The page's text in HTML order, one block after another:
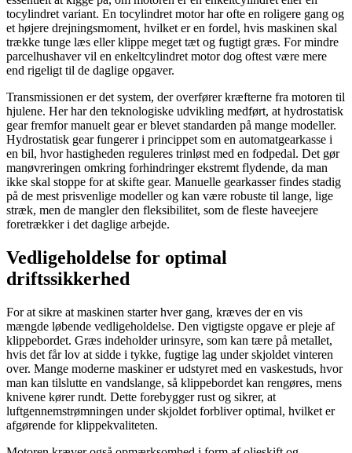
tocylindret variant. En tocylindret motor har ofte en roligere gang og
et højere drejningsmoment, hvilket er en fordel, hvis maskinen skal
trække tunge læs eller klippe meget tæt og fugtigt græs. For mindre
parcelhushaver vil en enkeltcylindret motor dog oftest være mere
end rigeligt til de daglige opgaver.
Transmissionen er det system, der overfører kræfterne fra motoren til
hjulene. Her har den teknologiske udvikling medført, at hydrostatisk
gear fremfor manuelt gear er blevet standarden på mange modeller.
Hydrostatisk gear fungerer i princippet som en automatgearkasse i
en bil, hvor hastigheden reguleres trinløst med en fodpedal. Det gør
manøvreringen omkring forhindringer ekstremt flydende, da man
ikke skal stoppe for at skifte gear. Manuelle gearkasser findes stadig
på de mest prisvenlige modeller og kan være robuste til lange, lige
stræk, men de mangler den fleksibilitet, som de fleste haveejere
foretrækker i det daglige arbejde.
Vedligeholdelse for optimal
driftssikkerhed
For at sikre at maskinen starter hver gang, kræves der en vis
mængde løbende vedligeholdelse. Den vigtigste opgave er pleje af
klippebordet. Græs indeholder urinsyre, som kan tære på metallet,
hvis det får lov at sidde i tykke, fugtige lag under skjoldet vinteren
over. Mange moderne maskiner er udstyret med en vaskestuds, hvor
man kan tilslutte en vandslange, så klippebordet kan rengøres, mens
knivene kører rundt. Dette forebygger rust og sikrer, at
luftgennemstrømningen under skjoldet forbliver optimal, hvilket er
afgørende for klippekvaliteten.